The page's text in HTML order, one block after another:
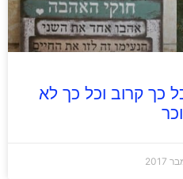
כך קרוב וכל כך לא